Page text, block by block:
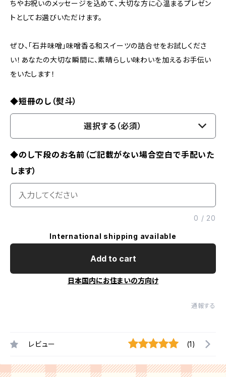
ちやお祝いのメッセージを込めて、大切な方に心温まるプレゼン
トとしてお選びいただけます。
ぜひ、「石井味噌」味噌香る和スイーツの詰合せをお試しくださ
い！あなたの大切な瞬間に、素晴らしい味わいを加えるお手伝い
をいたします！
◆短冊のし（熨斗）
選択する（必須）
◆のし下段のお名前（ご記載がない場合空白で手配いた
します）
0 / 20
International shipping available
Add to cart
日本国内にお住まいの方向け
通報する
レビュー (1)